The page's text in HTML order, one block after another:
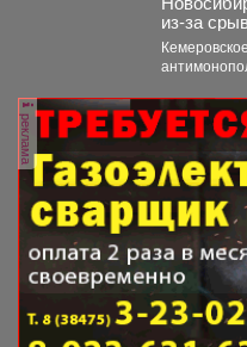
из‑за
реклама